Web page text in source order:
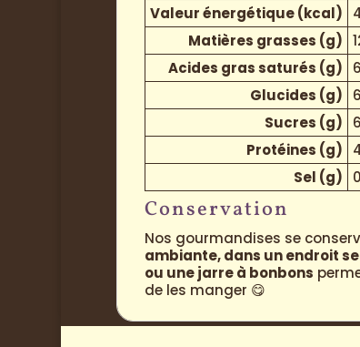
Valeur énergétique (kcal)
Matières grasses (g)
Acides gras saturés (g)
Glucides (g)
Sucres (g)
Protéines (g)
Sel (g)
Conservation
Nos gourmandises se
ambiante, dans un endroit
ou une jarre à bonbons
de les manger 😋